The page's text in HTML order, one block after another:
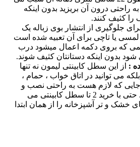
راحتی درون آن بریزید بدون اینکه
کثیف کنند.
جلوگیری از انتشار بوی زباله یک
یا تاچی برای آن تعبیه شده است
که بروی دکمه اعمال میشود درب
بدون اینکه دستانتان کثیف شوند.
: از این سطل کابینتی لیمون نه تنها
می توانید در اتاق خواب ، حمام ،
که لازم هست به راحتی نصب و
استفاده کنید. حتی با خرید 2 تا سطل کابینتی می
خشک و تر آشپزخانه را از همان ابتدا